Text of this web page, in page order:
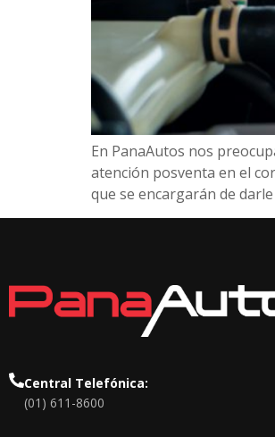
En PanaAutos nos
atención posventa en el
que se encargarán de
Central Telefónica:
(01) 611-8600